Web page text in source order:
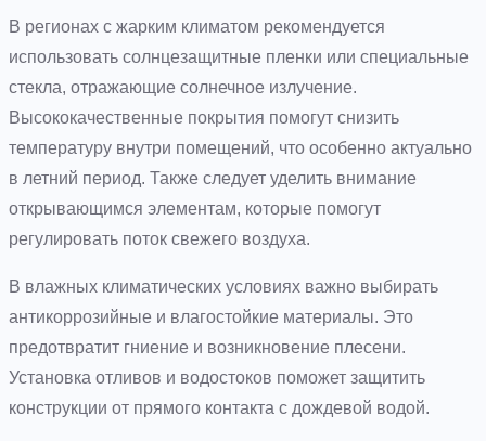
В регионах с жарким климатом рекомендуется
использовать солнцезащитные пленки или специальные
стекла, отражающие солнечное излучение.
Высококачественные покрытия помогут снизить
температуру внутри помещений, что особенно актуально
в летний период. Также следует уделить внимание
открывающимся элементам, которые помогут
регулировать поток свежего воздуха.
В влажных климатических условиях важно выбирать
антикоррозийные и влагостойкие материалы. Это
предотвратит гниение и возникновение плесени.
Установка отливов и водостоков поможет защитить
конструкции от прямого контакта с дождевой водой.